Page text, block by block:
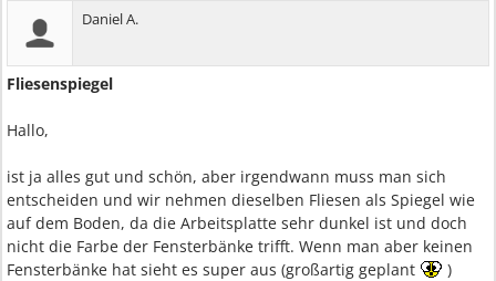
Daniel A.
Fliesenspiegel
Hallo,
ist ja alles gut und schön, aber irgendwann muss man sich
entscheiden und wir nehmen dieselben Fliesen als Spiegel wie
auf dem Boden, da die Arbeitsplatte sehr dunkel ist und doch
nicht die Farbe der Fensterbänke trifft. Wenn man aber keinen
Fensterbänke hat sieht es super aus (großartig geplant
)